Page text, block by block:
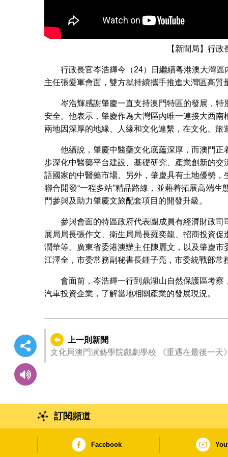
【新聞局】行
行政長官岑浩輝今（24）日繼續粵港澳大灣
主任張愛軍會面，雙方就持續攜手推進大灣區高
岑浩輝感謝肇慶一直支持澳門特區的發展，
安全。他表示，肇慶作為大灣區內唯一連接大西
兩地因深厚的地緣、人緣和文化連繫，在文化、
他續說，肇慶中醫藥文化底蘊深厚，而澳門
步深化中醫藥平台建設、基礎研究、產業創新的
語國家的中醫藥市場。另外，肇慶具有土地優勢
聯合開發“一程多站”精品路線，並藉着拓展高端
門參與及助力肇慶文旅配套項目的開發升級。
參與會面的特區政府代表團成員有經濟財政
展局局長張作文、衛生局局長羅奕龍、招商投資
潤華等。廣東省委港澳辦主任陳麗文，以及肇慶
江澤全，市委常務副秘書長鍾子亮，市委統戰部
會面前，岑浩輝一行到鼎湖山自然保護區考
汽車投資企業，了解當地相關產業的發展現況。
上一則新聞
文化局澳門演藝學院戲劇學校 《重遇在最後一天
訂閱頻道
Facebook